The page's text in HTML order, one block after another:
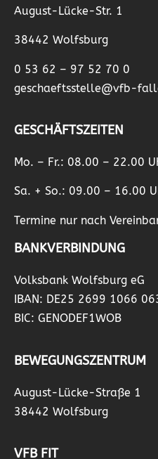
August-Lücke-Str. 1
38442 Wolfsburg
0 53 62 – 97 52 70 0
geschaeftsstelle@vfb-
GESCHÄFTSZEITEN
Mo. – Fr.: 08.00 – 22.00
Sa. + So.: 09.00 – 16.00
Termine nur nach
BANKVERBINDUNG
Volksbank Wolfsburg eG
IBAN: DE25 2699 1066
BIC: GENODEF1WOB
BEWEGUNGSZENTRUM
August-Lücke-Straße 1
38442 Wolfsburg
VFB FIT